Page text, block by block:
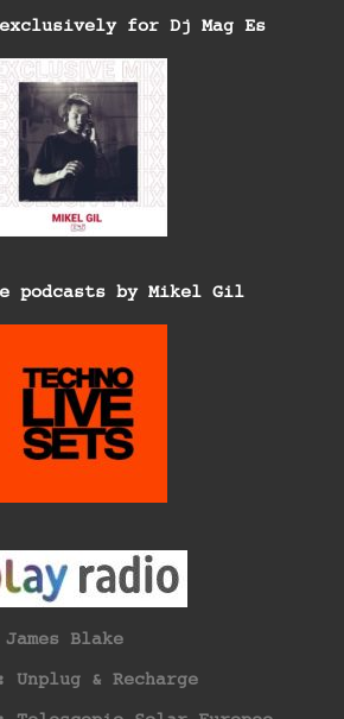
for Dj Mag Es
podcasts by Mikel Gil
Blake
Unplug & Recharge